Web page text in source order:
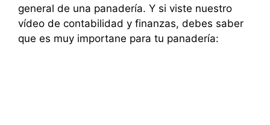
general de una panadería. Y si viste nuestro
vídeo de contabilidad y finanzas, debes saber
que es muy importane para tu panadería: